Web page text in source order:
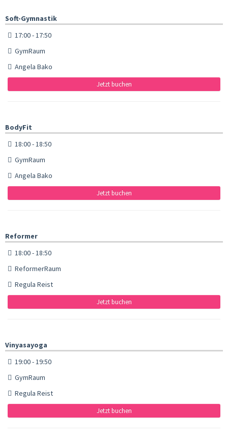
Soft-Gymnastik
17:00 - 17:50
GymRaum
Angela Bako
Jetzt buchen
BodyFit
18:00 - 18:50
GymRaum
Angela Bako
Jetzt buchen
Reformer
18:00 - 18:50
ReformerRaum
Regula Reist
Jetzt buchen
Vinyasayoga
19:00 - 19:50
GymRaum
Regula Reist
Jetzt buchen